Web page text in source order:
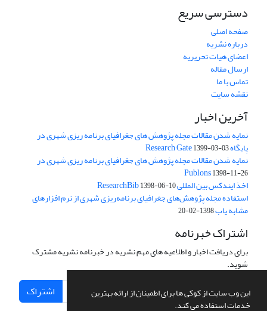
این وب سایت از کوکی ها برای اطمینان از ارائه بهترین
خدمات استفاده می کند.
دسترسی سریع
صفحه اصلی
درباره نشریه
اعضای هیات تحریریه
ارسال مقاله
تماس با ما
نقشه سایت
آخرین اخبار
نمایه شدن مقالات مجله پژوهش های جغرافیای برنامه ریزی شهری در
پایگاه Research Gate1399-03-03
نمایه شدن مقالات مجله پژوهش های جغرافیای برنامه ریزی شهری در
Publons1398-11-26
اخذ ایندکس بین المللی ResearchBib1398-06-10
استفاده مجله پژوهش‌های جغرافیای برنامه‌ریزی شهری از نرم افزارهای
مشابه یاب1398-02-20
اشتراک خبرنامه
برای دریافت اخبار و اطلاعیه های مهم نشریه در خبرنامه نشریه مشترک
شوید.
اشتراک